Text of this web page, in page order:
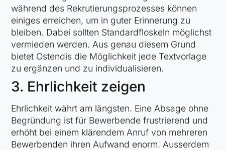
während des Rekrutierungsprozesses können
einiges erreichen, um in guter Erinnerung zu
bleiben. Dabei sollten Standardfloskeln möglichst
vermieden werden. Aus genau diesem Grund
bietet Ostendis die Möglichkeit jede Textvorlage
zu ergänzen und zu individualisieren.
3. Ehrlichkeit zeigen
Ehrlichkeit währt am längsten. Eine Absage ohne
Begründung ist für Bewerbende frustrierend und
erhöht bei einem klärendem Anruf von mehreren
Bewerbenden ihren Aufwand enorm. Ausserdem